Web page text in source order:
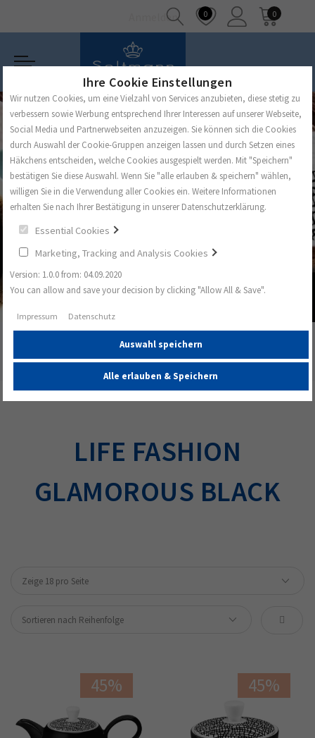
Anmelden 0 0
Alle Geschirrserien
Sonderangebote
Life Fashion Glamorous Black
LIFE FASHION
GLAMOROUS BLACK
45% 45%
Ihre Cookie Einstellungen
Wir nutzen Cookies, um eine Vielzahl von Services anzubieten, diese stetig zu
verbessern sowie Werbung entsprechend Ihrer Interessen auf unserer Webseite,
Social Media und Partnerwebseiten anzuzeigen. Sie können sich die Cookies
durch Auswahl der Cookie-Gruppen anzeigen lassen und durch Setzen eines
Häkchens entscheiden, welche Cookies ausgespielt werden. Mit "Speichern"
bestätigen Sie diese Auswahl. Wenn Sie "alle erlauben & speichern" wählen,
willigen Sie in die Verwendung aller Cookies ein. Weitere Informationen
erhalten Sie nach Ihrer Bestätigung in unserer Datenschutzerklärung.
Essential Cookies
Marketing, Tracking and Analysis Cookies
Version: 1.0.0 from: 04.09.2020
You can allow and save your decision by clicking "Allow All & Save".
Impressum Datenschutz
Auswahl speichern
Alle erlauben & Speichern